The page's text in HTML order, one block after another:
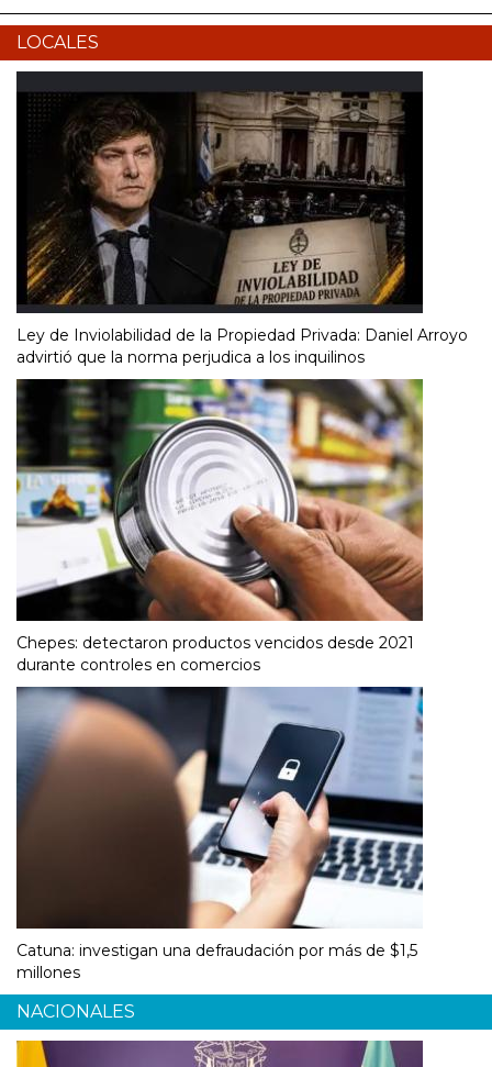
LOCALES
Ley de Inviolabilidad de la Propiedad Privada: Daniel Arroyo
advirtió que la norma perjudica a los inquilinos
Chepes: detectaron productos vencidos desde 2021
durante controles en comercios
Catuna: investigan una defraudación por más de $1,5
millones
NACIONALES